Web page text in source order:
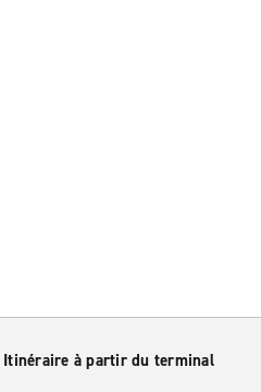
Itinéraire à partir du terminal